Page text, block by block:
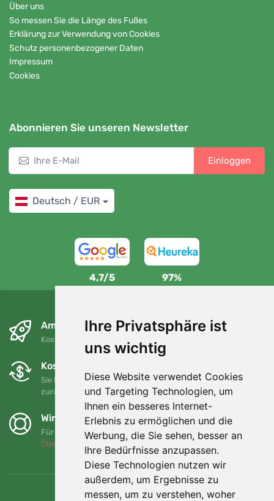
Ihre Privatsphäre ist
uns wichtig
Diese Website verwendet Cookies
und Targeting Technologien, um
Ihnen ein besseres Internet-
Erlebnis zu ermöglichen und die
Werbung, die Sie sehen, besser an
Ihre Bedürfnisse anzupassen.
Diese Technologien nutzen wir
außerdem, um Ergebnisse zu
messen, um zu verstehen, woher
Über uns
So messen Sie die Länge des Fußes
Erklärung zur Verwendung von Cookies
Schutz personenbezogener Daten
Impressum
Cookies
Abonnieren Sie unseren Newsletter
Einloggen
Deutsch / EUR
4,7/5 97%
Am nächsten Tag und kostenlos
Kostenloser Versand für Bestellungen über 80 EUR
Kostenloser Umtausch und Rückgabe
Sie können Ihre Bestellung jederzeit innerhalb von 90 Tagen
zurückgeben oder umtauschen.
Wir unterstützen Trees.org
Für jede Bestellung pflanzen wir einen Baum! Mehr lesen
Über uns